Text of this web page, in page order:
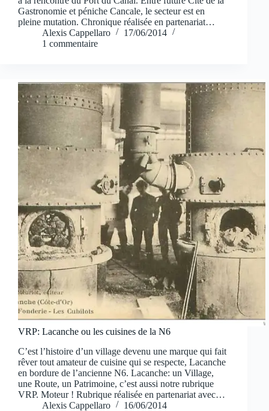
Gastronomie et péniche Cancale, le secteur est en
pleine mutation. Chronique réalisée en partenariat…
Alexis Cappellaro
17/06/2014
1 commentaire
VRP: Lacanche ou les cuisines de la N6
C’est l’histoire d’un village devenu une marque qui fait
rêver tout amateur de cuisine qui se respecte, Lacanche
en bordure de l’ancienne N6. Lacanche: un Village,
une Route, un Patrimoine, c’est aussi notre rubrique
VRP. Moteur ! Rubrique réalisée en partenariat avec…
Alexis Cappellaro
16/06/2014